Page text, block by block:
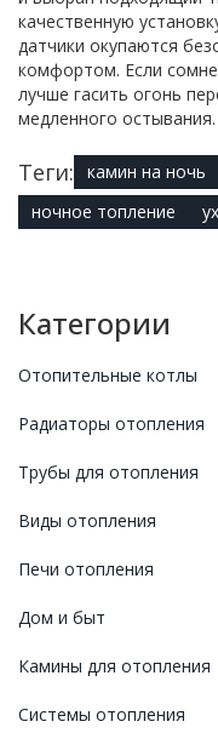
качественную
датчики окупаются
комфортом. Если
лучше гасить огонь
медленного остывания.
Теги: камин на ночь
ночное топление
Категории
Отопительные котлы
Радиаторы отопления
Трубы для отопления
Виды отопления
Печи отопления
Дом и быт
Камины для отопления
Системы отопления